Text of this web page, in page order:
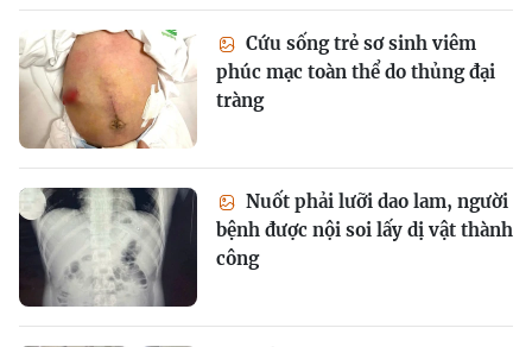
Cứu sống trẻ sơ sinh viêm
phúc mạc toàn thể do thủng đại
tràng
Nuốt phải lưỡi dao lam, người
bệnh được nội soi lấy dị vật thành
công